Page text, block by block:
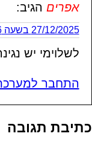
אפרים הגיב:
27/12/2025 בשעה 21:26:06
לשלוימי יש
התחבר
כתיבת תגובה